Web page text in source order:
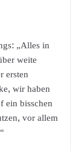
„Alles in
weite
ersten
wir haben
ein bisschen
vor allem